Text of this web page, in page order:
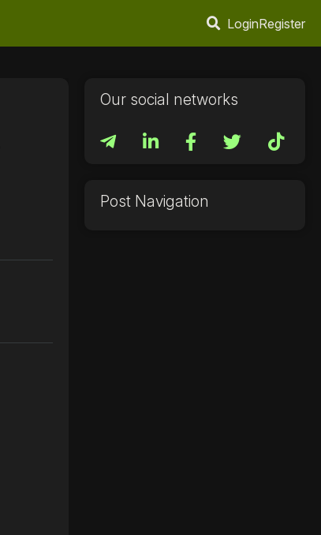
LoginRegister
Our social networks
Post Navigation